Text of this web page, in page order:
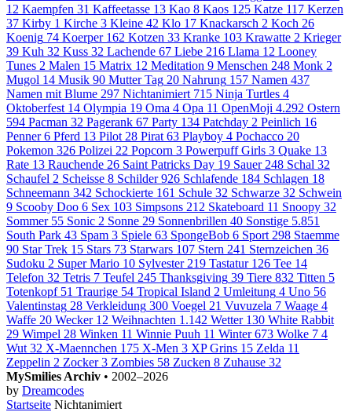
12 Kaempfen 31 Kaffeetasse 13 Kao 8 Kaos 125 Katze 117 Kerzen
37 Kirby 1 Kirche 3 Kleine 42 Klo 17 Knackarsch 2 Koch 26
Koenig 74 Koerper 162 Kotzen 33 Kranke 103 Krawatte 2 Krieger
39 Kuh 32 Kuss 32 Lachende 67 Liebe 216 Llama 12 Looney
Tunes 2 Malen 15 Matrix 12 Meditation 9 Menschen 248 Monk 2
Mugol 14 Musik 90 Mutter Tag 20 Nahrung 157 Namen 437
Namen mit Blume 297 Nichtanimiert 715 Ninja Turtles 4
Oktoberfest 14 Olympia 19 Oma 4 Opa 11 OpenMoji 4.292 Ostern
594 Pacman 32 Pagerank 67 Party 134 Patchday 2 Peinlich 16
Penner 6 Pferd 13 Pilot 28 Pirat 63 Playboy 4 Pochacco 20
Pokemon 326 Polizei 22 Popcorn 3 Powerpuff Girls 3 Quake 13
Rate 13 Rauchende 26 Saint Patricks Day 19 Sauer 248 Schal 32
Schaufel 2 Scheisse 8 Schilder 926 Schlafende 184 Schlagen 18
Schneemann 342 Schockierte 161 Schule 32 Schwarze 32 Schwein
9 Scooby Doo 6 Sex 103 Simpsons 212 Skateboard 11 Snoopy 32
Sommer 55 Sonic 2 Sonne 29 Sonnenbrillen 40 Sonstige 5.851
South Park 43 Spam 3 Spiele 63 SpongeBob 6 Sport 298 Staemme
90 Star Trek 15 Stars 73 Starwars 107 Stern 241 Sternzeichen 36
Sudoku 2 Super Mario 10 Sylvester 219 Tastatur 126 Tee 14
Telefon 32 Tetris 7 Teufel 245 Thanksgiving 39 Tiere 832 Titten 5
Totenkopf 51 Traurige 54 Tropical Island 2 Umleitung 4 Uno 56
Valentinstag 28 Verkleidung 300 Voegel 21 Vuvuzela 7 Waage 4
Waffe 20 Wecker 12 Weihnachten 1.142 Wetter 130 White Rabbit
29 Wimpel 28 Winken 11 Winnie Puuh 11 Winter 673 Wolke 7 4
Wut 32 X-Maennchen 175 X-Men 3 XP Grins 15 Zelda 11
Zeppelin 2 Zocker 3 Zombies 58 Zucken 8 Zuhause 32
MySmilies Archiv • 2002–2026
by Dreamcodes
Startseite Nichtanimiert